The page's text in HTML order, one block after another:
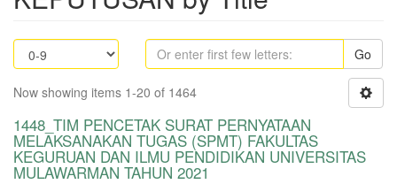
Go
Now showing items 1-20 of 1464
1448_TIM PENCETAK SURAT PERNYATAAN
MELAKSANAKAN TUGAS (SPMT) FAKULTAS
KEGURUAN DAN ILMU PENDIDIKAN UNIVERSITAS
MULAWARMAN TAHUN 2021